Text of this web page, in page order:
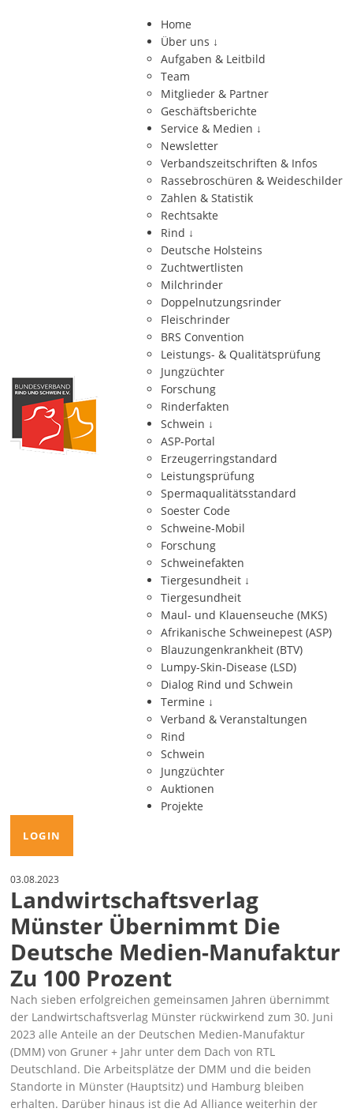
Home
Über uns ↓
Aufgaben & Leitbild
Team
Mitglieder & Partner
Geschäftsberichte
Service & Medien ↓
Newsletter
Verbandszeitschriften & Infos
Rassebroschüren & Weideschilder
Zahlen & Statistik
Rechtsakte
Rind ↓
Deutsche Holsteins
Zuchtwertlisten
Milchrinder
Doppelnutzungsrinder
Fleischrinder
BRS Convention
Leistungs- & Qualitätsprüfung
Jungzüchter
Forschung
Rinderfakten
Schwein ↓
ASP-Portal
Erzeugerringstandard
Leistungsprüfung
Spermaqualitätsstandard
Soester Code
Schweine-Mobil
Forschung
Schweinefakten
Tiergesundheit ↓
Tiergesundheit
Maul- und Klauenseuche (MKS)
Afrikanische Schweinepest (ASP)
Blauzungenkrankheit (BTV)
Lumpy-Skin-Disease (LSD)
Dialog Rind und Schwein
Termine ↓
Verband & Veranstaltungen
Rind
Schwein
Jungzüchter
Auktionen
Projekte
LOGIN
03.08.2023
Landwirtschaftsverlag
Münster Übernimmt Die
Deutsche Medien-Manufaktur
Zu 100 Prozent
Nach sieben erfolgreichen gemeinsamen Jahren übernimmt
der Landwirtschaftsverlag Münster rückwirkend zum 30. Juni
2023 alle Anteile an der Deutschen Medien-Manufaktur
(DMM) von Gruner + Jahr unter dem Dach von RTL
Deutschland. Die Arbeitsplätze der DMM und die beiden
Standorte in Münster (Hauptsitz) und Hamburg bleiben
erhalten. Darüber hinaus ist die Ad Alliance weiterhin der